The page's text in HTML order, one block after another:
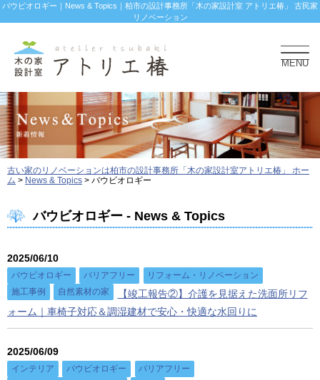
バウビオロギー｜News & Topics｜柏市の設計事務所「木の家設計室 アトリエ椿」 古民家
リノベーション
MENU
古い家のリノベーションは柏市の設計事務所「木の家設計室アトリエ椿」 ホー
ム > News & Topics > バウビオロギー
バウビオロギー - News & Topics
2025/06/10
バウビオロギー バリアフリー
リフォーム・リノベーション
施工事例
自然素材の家
【竣工報告②】介護を見据えた洗面所リフ
ォーム｜車椅子対応＆調湿建材で安心・快適な水回りに
2025/06/09
インテリア バウビオロギー
バリアフリー